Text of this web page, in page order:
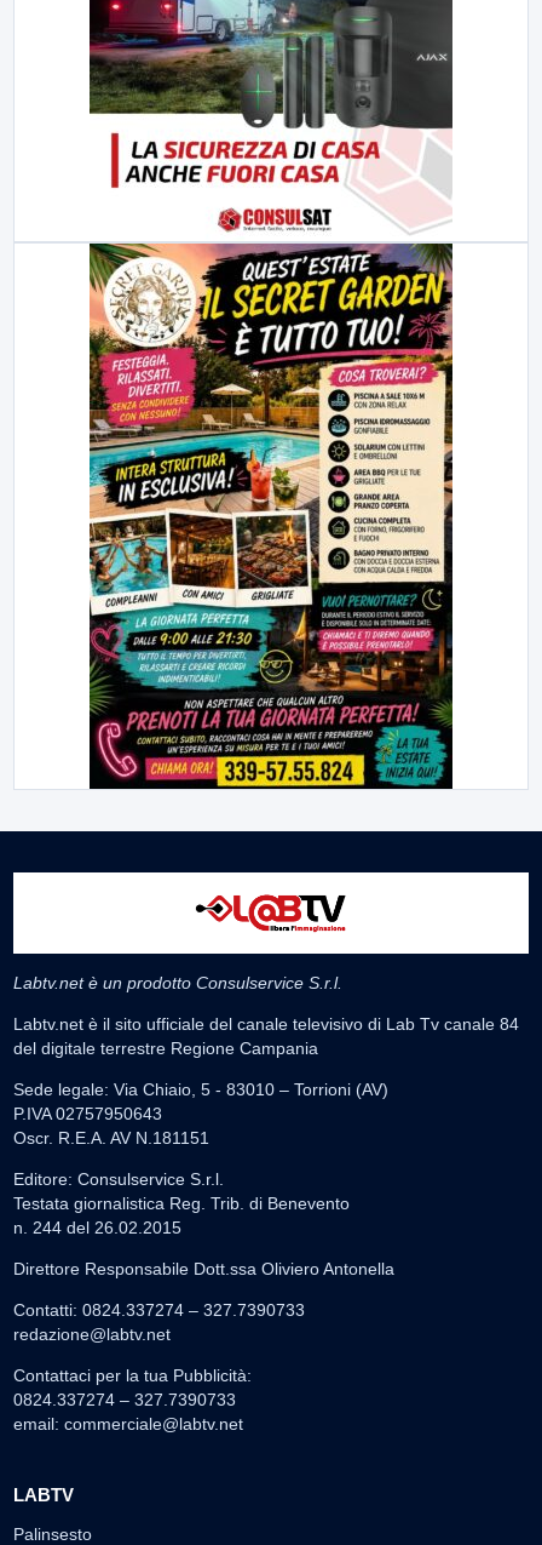
Labtv.net è un prodotto Consulservice S.r.l.
Labtv.net è il sito ufficiale del canale televisivo di Lab Tv canale 84
del digitale terrestre Regione Campania
Sede legale: Via Chiaio, 5 - 83010 – Torrioni (AV)
P.IVA 02757950643
Oscr. R.E.A. AV N.181151
Editore: Consulservice S.r.l.
Testata giornalistica Reg. Trib. di Benevento
n. 244 del 26.02.2015
Direttore Responsabile Dott.ssa Oliviero Antonella
Contatti: 0824.337274 – 327.7390733
redazione@labtv.net
Contattaci per la tua Pubblicità:
0824.337274 – 327.7390733
email: commerciale@labtv.net
LABTV
Palinsesto